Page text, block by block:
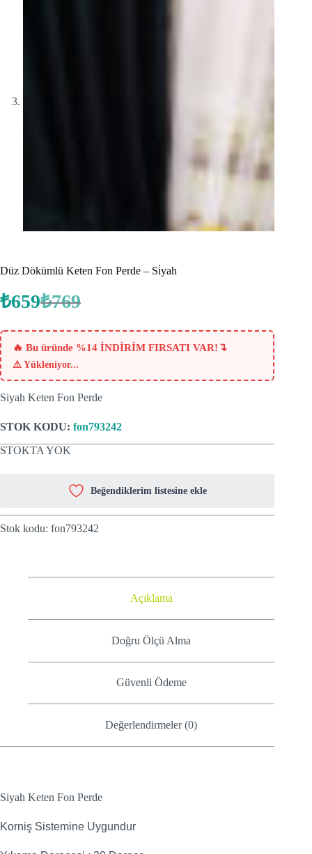
Düz Dökümlü Keten Fon Perde – Si̇yah
₺769
Orijinal
₺769.
₺659Şu
fiyat:
₺659.
🔥 Bu üründe %14 İNDİRİM FIRSATI VAR! ↴
⚠️ Yükleniyor...
Siyah Keten Fon Perde
STOK KODU: fon793242
STOKTA YOK
Beğendiklerim listesine ekle
Stok kodu: fon793242
Açıklama
Doğru Ölçü Alma
Güvenli Ödeme
Değerlendirmeler (0)
Siyah Keten Fon Perde
Korniş Sistemine Uygundur